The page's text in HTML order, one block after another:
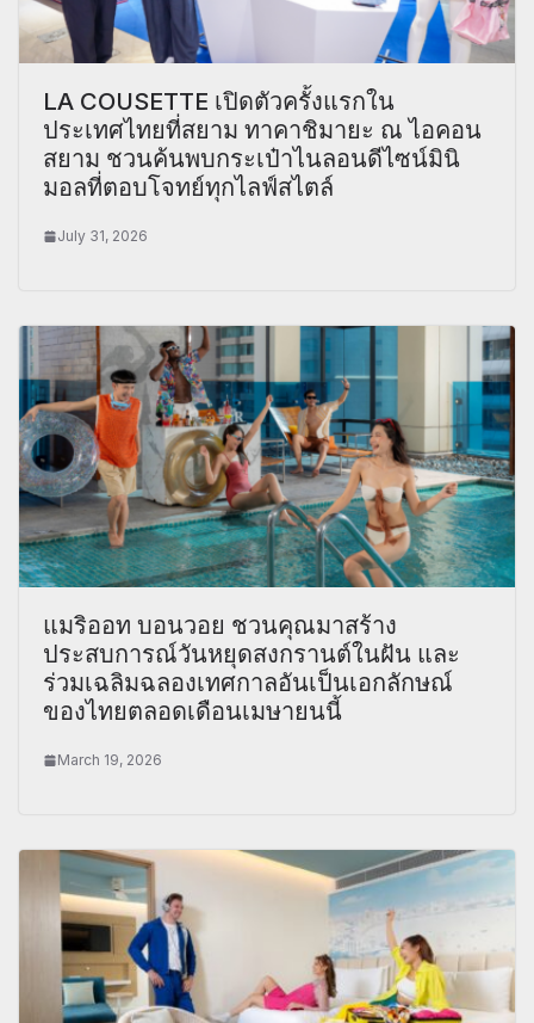
LA COUSETTE เปิดตัวครั้งแรกใน
ประเทศไทยที่สยาม ทาคาชิมายะ ณ ไอคอน
สยาม ชวนค้นพบกระเป๋าไนลอนดีไซน์มินิ
มอลที่ตอบโจทย์ทุกไลฟ์สไตล์
July 31, 2026
แมริออท บอนวอย ชวนคุณมาสร้าง
ประสบการณ์วันหยุดสงกรานต์ในฝัน และ
ร่วมเฉลิมฉลองเทศกาลอันเป็นเอกลักษณ์
ของไทยตลอดเดือนเมษายนนี้
March 19, 2026